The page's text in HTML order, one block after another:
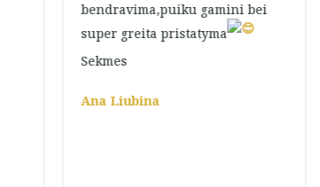
bendravima,puiku gamini bei
super greita pristatyma
Sekmes
Ana Liubina